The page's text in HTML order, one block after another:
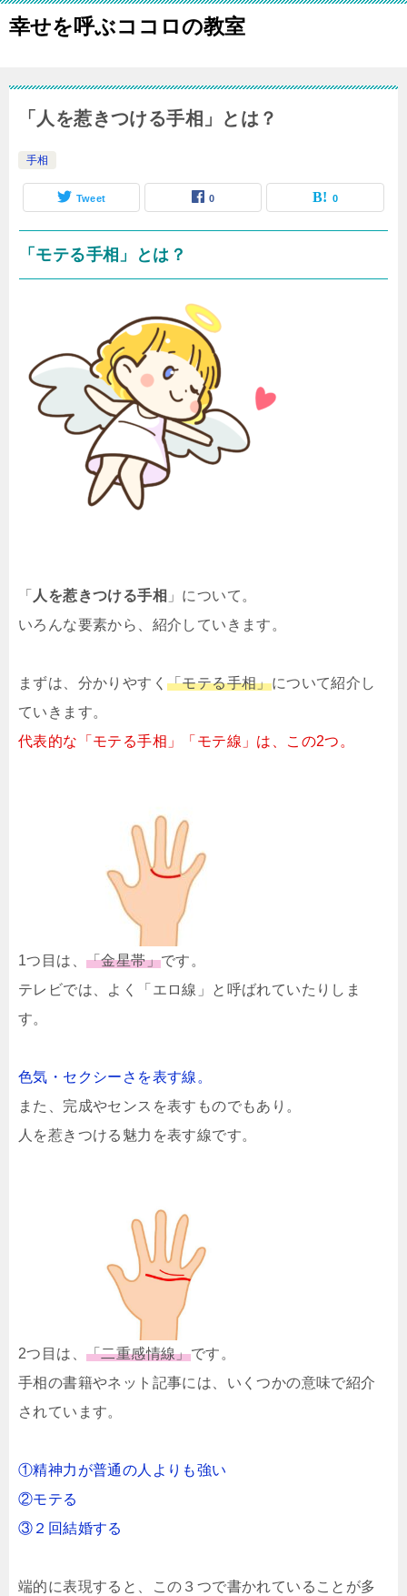
幸せを呼ぶココロの教室
「人を惹きつける手相」とは？
手相
Tweet 0 0
「モテる手相」とは？
「 人を惹きつける手相 」について。
いろんな要素から、紹介していきます。
まずは、分かりやすく 「モテる手相」について紹介し
ていきます。
代表的な「モテる手相」「モテ線」は、この2つ。
1つ目は、 「金星帯」です。
テレビでは、よく「エロ線」と呼ばれていたりしま
す。
色気・セクシーさを表す線。
また、完成やセンスを表すものでもあり。
人を惹きつける魅力を表す線です。
2つ目は、 「二重感情線」です。
手相の書籍やネット記事には、いくつかの意味で紹介
されています。
①精神力が普通の人よりも強い
②モテる
③２回結婚する
端的に表現すると、この３つで書かれていることが多